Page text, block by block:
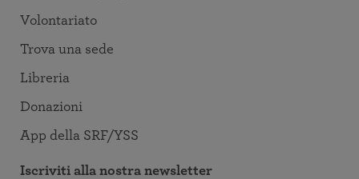
Volontariato
Trova una sede
Libreria
Donazioni
App della SRF/YSS
Iscriviti alla nostra newsletter